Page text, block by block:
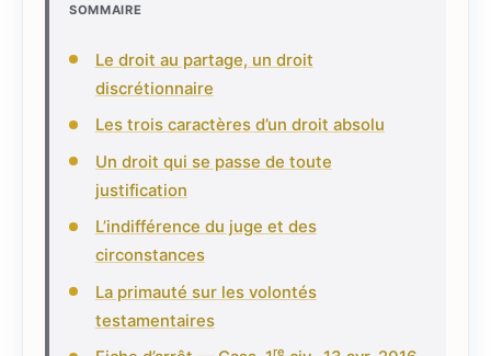
SOMMAIRE
Le droit au partage, un droit
discrétionnaire
Les trois caractères d’un droit absolu
Un droit qui se passe de toute
justification
L’indifférence du juge et des
circonstances
La primauté sur les volontés
testamentaires
re